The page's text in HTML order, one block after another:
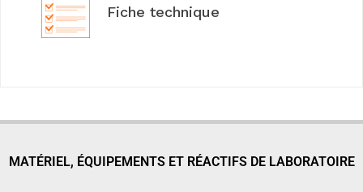
Fiche technique
MATÉRIEL, ÉQUIPEMENTS ET RÉACTIFS DE LABORATOIRE